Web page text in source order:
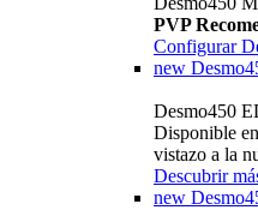
PVP
Configurar
new
Desmo450
Disponible
vistazo a la
Descubrir
new